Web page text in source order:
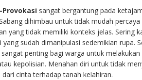
Provokasi sangat bergantung pada
dihimbau untuk tidak mudah
yang tidak memiliki konteks jelas. Sering
sudah dimanipulasi sedemikian rupa.
penting bagi warga untuk melakukan
kepolisian. Menahan diri untuk tidak
cinta terhadap tanah kelahiran.